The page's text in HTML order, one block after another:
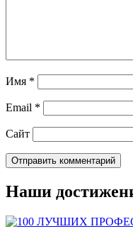
Имя *
Email *
Сайт
Наши